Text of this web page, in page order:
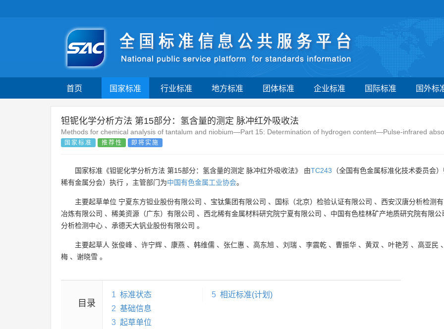
首页 国家标准 行业标准 地方标准 团体标准 企业标准 国际标准 国外标
钽铌化学分析方法 第15部分：氢含量的测定 脉冲红外吸收法
Methods for chemical analysis of tantalum and niobium—Part 15: Determination of hydrogen content—Pulse-infrared
国家标准 推荐性 即将实施
国家标准《钽铌化学分析方法 第15部分：氢含量的测定 脉冲红外吸收法》 由TC243 （全国有色金属标准化技术委员会
稀有金属分会）执行 ，主管部门为中国有色金属工业协会。
主要起草单位 宁夏东方钽业股份有限公司 、 宝钛集团有限公司 、 国标（北京）检验认证有限公司 、 西安汉唐分析检测
冶炼有限公司 、 稀美资源（广东）有限公司 、 西北稀有金属材料研究院宁夏有限公司 、 中国有色桂林矿产地质研究院有限公
分析检测中心 、 承德天大钒业股份有限公司 。
主要起草人 张俊峰 、 许宁辉 、 康燕 、 韩维儒 、 张仁惠 、 高东旭 、 刘瑞 、 李震乾 、 曹振华 、 黄双 、 叶艳芳 、 高亚民
梅 、 谢晓雪 。
目录
1 标准状态
2 基础信息
3 起草单位
5 相近标准(计划)